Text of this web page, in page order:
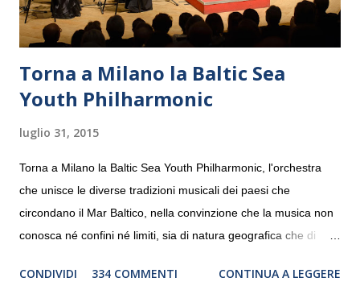
Torna a Milano la Baltic Sea
Youth Philharmonic
luglio 31, 2015
Torna a Milano la Baltic Sea Youth Philharmonic, l'orchestra
che unisce le diverse tradizioni musicali dei paesi che
circondano il Mar Baltico, nella convinzione che la musica non
conosca né confini né limiti, sia di natura geografica che di
debutterà il 10 settembre a Heiden, in Germania, e toccherà, in
CONDIVIDI 334 COMMENTI CONTINUA A LEGGERE